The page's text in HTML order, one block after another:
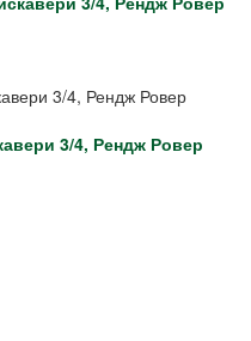
3/4, Рендж Ровер